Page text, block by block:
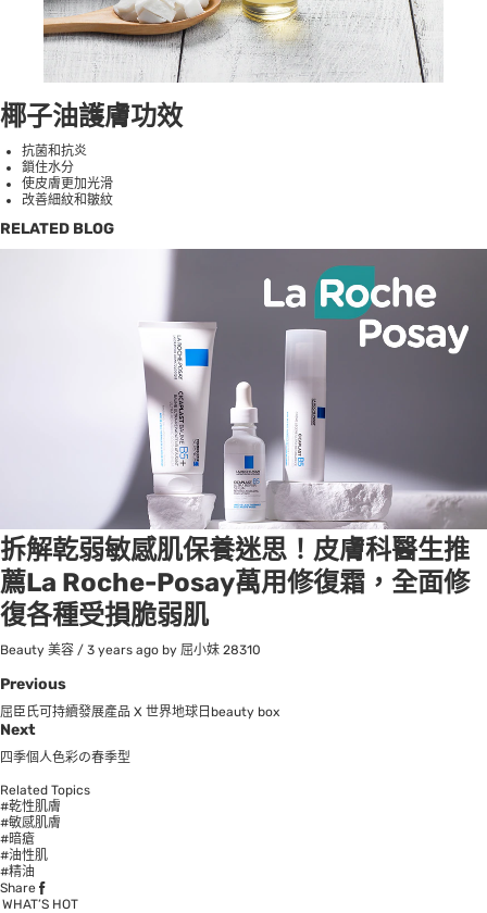
椰子油護膚功效
抗菌和抗炎
鎖住水分
使皮膚更加光滑
改善細紋和皺紋
RELATED BLOG
拆解乾弱敏感肌保養迷思！皮膚科醫生推
薦La Roche-Posay萬用修復霜，全面修
復各種受損脆弱肌
Beauty 美容 / 3 years ago by 屈小妹 28310
Previous
屈臣氏可持續發展產品 X 世界地球日beauty box
Next
四季個人色彩の春季型
Related Topics
#乾性肌膚
#敏感肌膚
#暗瘡
#油性肌
#精油
Share
WHAT’S HOT